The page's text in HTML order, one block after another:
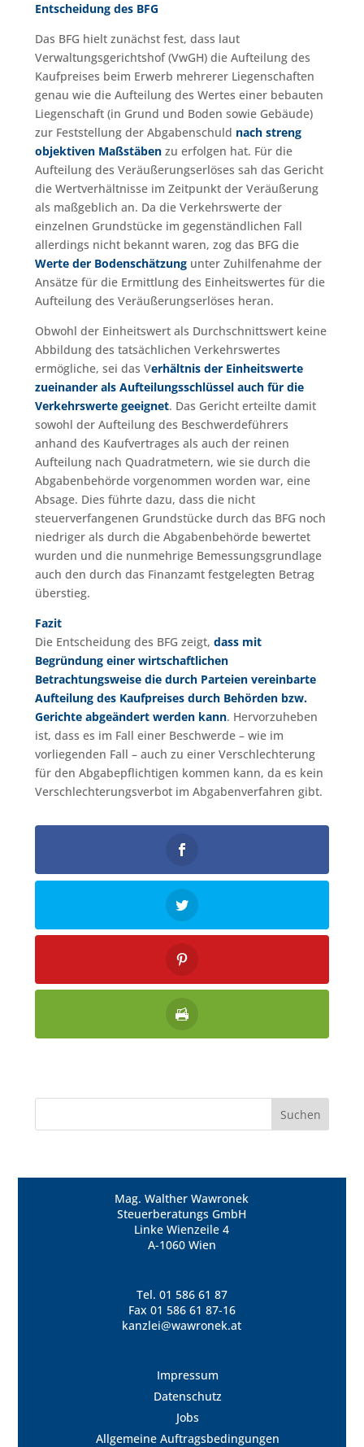
Entscheidung des BFG
Das BFG hielt zunächst fest, dass laut
Verwaltungsgerichtshof (VwGH) die Aufteilung des
Kaufpreises beim Erwerb mehrerer Liegenschaften
genau wie die Aufteilung des Wertes einer bebauten
Liegenschaft (in Grund und Boden sowie Gebäude)
zur Feststellung der Abgabenschuld nach streng
objektiven Maßstäbenzu erfolgen hat. Für die
Aufteilung des Veräußerungserlöses sah das Gericht
die Wertverhältnisse im Zeitpunkt der Veräußerung
als maßgeblich an. Da die Verkehrswerte der
einzelnen Grundstücke im gegenständlichen Fall
allerdings nicht bekannt waren, zog das BFG die
Werte der Bodenschätzungunter Zuhilfenahme der
Ansätze für die Ermittlung des Einheitswertes für die
Aufteilung des Veräußerungserlöses heran.
Obwohl der Einheitswert als Durchschnittswert keine
Abbildung des tatsächlichen Verkehrswertes
ermögliche, sei das Verhältnis der Einheitswerte
zueinander als Aufteilungsschlüssel auch für die
Verkehrswerte geeignet. Das Gericht erteilte damit
sowohl der Aufteilung des Beschwerdeführers
anhand des Kaufvertrages als auch der reinen
Aufteilung nach Quadratmetern, wie sie durch die
Abgabenbehörde vorgenommen worden war, eine
Absage. Dies führte dazu, dass die nicht
steuerverfangenen Grundstücke durch das BFG noch
niedriger als durch die Abgabenbehörde bewertet
wurden und die nunmehrige Bemessungsgrundlage
auch den durch das Finanzamt festgelegten Betrag
überstieg.
Fazit
Die Entscheidung des BFG zeigt, dass mit
Begründung einer wirtschaftlichen
Betrachtungsweise die durch Parteien vereinbarte
Aufteilung des Kaufpreises durch Behörden bzw.
Gerichte abgeändert werden kann. Hervorzuheben
ist, dass es im Fall einer Beschwerde – wie im
vorliegenden Fall – auch zu einer Verschlechterung
für den Abgabepflichtigen kommen kann, da es kein
Verschlechterungsverbot im Abgabenverfahren gibt.
Mag. Walther Wawronek
Steuerberatungs GmbH
Linke Wienzeile 4
A-1060 Wien
Tel. 01 586 61 87
Fax 01 586 61 87-16
kanzlei@wawronek.at
Impressum
Datenschutz
Jobs
Allgemeine Auftragsbedingungen